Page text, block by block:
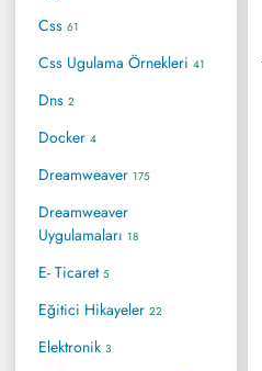
Css 61
Css Ugulama Örnekleri 41
Dns 2
Docker 4
Dreamweaver 175
Dreamweaver
Uygulamaları 18
E- Ticaret 5
Eğitici Hikayeler 22
Elektronik 3